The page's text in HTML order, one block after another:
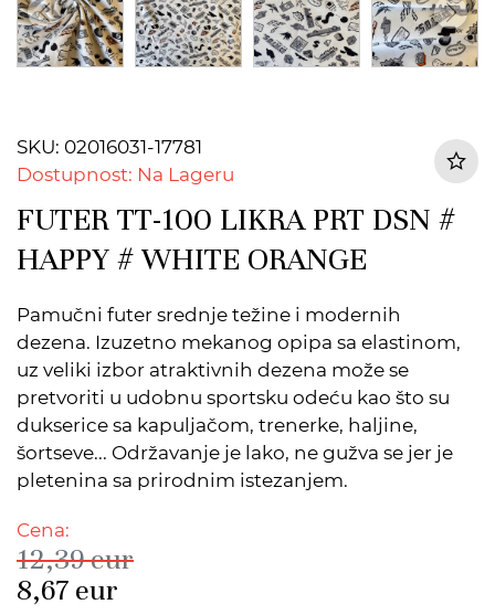
SKU: 02016031-17781
Dostupnost: Na Lageru
FUTER TT-100 LIKRA PRT DSN #
HAPPY # WHITE ORANGE
Pamučni futer srednje težine i modernih
dezena. Izuzetno mekanog opipa sa elastinom,
uz veliki izbor atraktivnih dezena može se
pretvoriti u udobnu sportsku odeću kao što su
dukserice sa kapuljačom, trenerke, haljine,
šortseve... Održavanje je lako, ne gužva se jer je
pletenina sa prirodnim istezanjem.
Cena:
12,39eur
8,67 eur